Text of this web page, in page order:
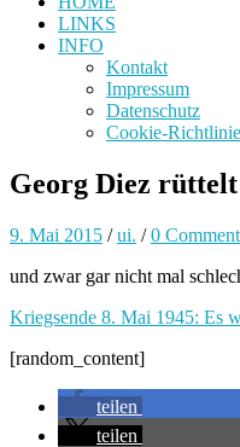
LINKS
INFO
Kontakt
Impressum
Datenschutz
Cookie-
Georg Diez
9. Mai 2015 /ui. /0
und zwar gar nicht mal
Kriegsende 8. Mai 1945: Es
[random_content]
teilen
teilen